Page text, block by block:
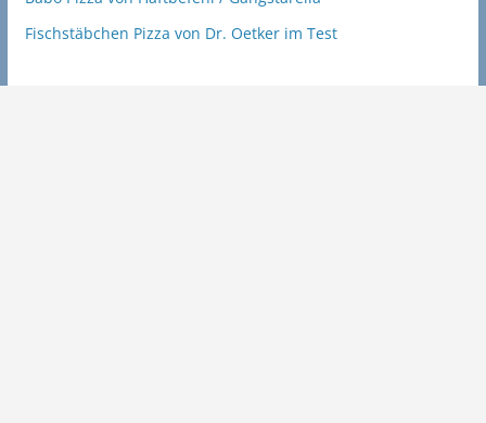
Fischstäbchen Pizza von Dr. Oetker im Test